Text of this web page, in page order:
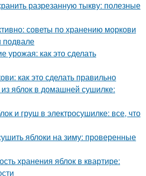
разрезанную тыкву: полезные
советы по хранению моркови
подвале
урожая: как это сделать
как это сделать правильно
яблок в домашней сушилке:
и груш в электросушилке: все, что
яблоки на зиму: проверенные
хранения яблок в квартире: